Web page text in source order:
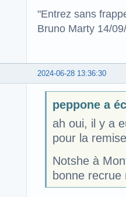
"Entrez sans
Bruno Marty 14/
2024-06-28 13:36:30
peppone a
ah oui, il y a
pour la
Notshe à
bonne